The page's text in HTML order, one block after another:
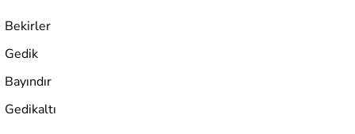
Bekirler
Gedik
Bayındır
Gedikaltı